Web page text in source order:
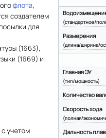
(стандартное/
Размерения
(длина/ширина/
Главная ЭУ
(тип/мощность)
Количество
Скорость хода
(полная/
Дальность
флота,
создателем
для
(1663),
(1669) и
с учетом